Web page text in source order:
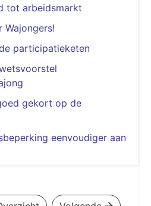
tot arbeidsmarkt
Wajongers!
participatieketen
gekort op de
eenvoudiger aan